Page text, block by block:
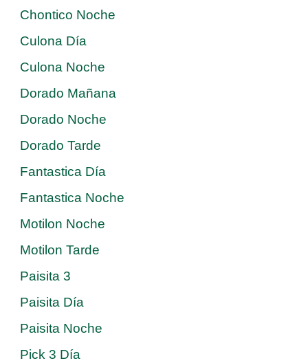
Chontico Noche
Culona Día
Culona Noche
Dorado Mañana
Dorado Noche
Dorado Tarde
Fantastica Día
Fantastica Noche
Motilon Noche
Motilon Tarde
Paisita 3
Paisita Día
Paisita Noche
Pick 3 Día